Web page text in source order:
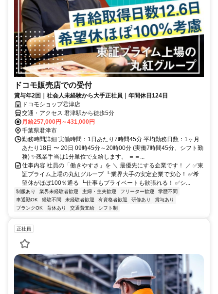
ドコモ販売店での受付
賞与年2回｜社会人未経験から大手正社員｜年間休日124日
ドコモショップ君津店
交通・アクセス 君津駅から徒歩5分
月給257,000円～431,000円
千葉県君津市
勤務時間詳細 実働時間：1日あたり7時間45分 平均勤務日数：1ヶ月
あたり18日 〜 20日 09時45分～20時00分 (実働7時間45分、シフト勤
務) ✨残業手当は1分単位で支給します。 ＝＝...
仕事内容 社員の「働きやすさ」を ＼ 最優先にする企業です！ ／ ✅東
証プライム上場の丸紅グループ ┗業界大手の安定企業で安心！ ✅希
望休がほぼ100％通る ┗仕事もプライベートも欲張れる！ ✅シ...
制服あり 業界未経験者歓迎 主婦・主夫歓迎 フリーター歓迎
学歴不問
車通勤OK
経験不問 未経験者歓迎 有資格者歓迎 研修あり
賞与あり
ブランクOK
育休あり 交通費支給 シフト制
正社員